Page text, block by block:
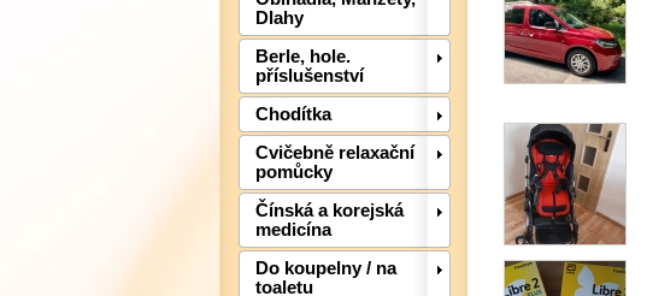
Dlahy
Berle, hole.
příslušenství
Chodítka
Cvičebně relaxační
pomůcky
Čínská a korejská
medicína
Do koupelny / na
toaletu